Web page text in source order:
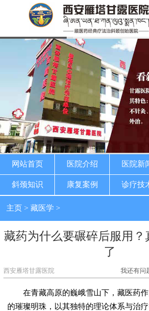
网站首页 医院介绍 医院新
斜颈知识 康复案例 诊疗技
主页 >藏医学 >
藏药为什么要碾碎后服用？
了
西安雁塔甘露医院 我还有问
在青藏高原的巍峨雪山下，藏医药
的璀璨明珠，以其独特的理论体系与治